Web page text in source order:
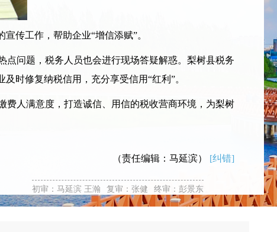
传工作，帮助企业“增信添赋”。
问题，税务人员也会进行现场答疑解惑。梨树县税务
时修复纳税信用，充分享受信用“红利”。
人满意度，打造诚信、用信的税收营商环境，为梨树
（责任编辑：马延滨） [纠错]
初审：马延滨 王瀚 复审：张健 终审：彭景东